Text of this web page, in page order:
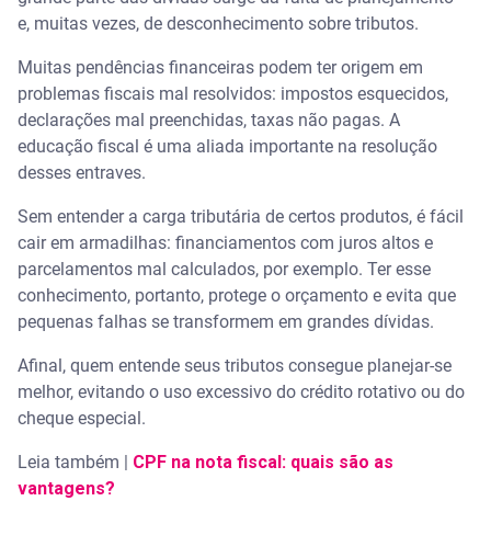
e, muitas vezes, de desconhecimento sobre tributos.
Muitas pendências financeiras podem ter origem em
problemas fiscais mal resolvidos: impostos esquecidos,
declarações mal preenchidas, taxas não pagas. A
educação fiscal é uma aliada importante na resolução
desses entraves.
Sem entender a carga tributária de certos produtos, é fácil
cair em armadilhas: financiamentos com juros altos e
parcelamentos mal calculados, por exemplo. Ter esse
conhecimento, portanto, protege o orçamento e evita que
pequenas falhas se transformem em grandes dívidas.
Afinal, quem entende seus tributos consegue planejar-se
melhor, evitando o uso excessivo do crédito rotativo ou do
cheque especial.
Leia também | CPF na nota fiscal: quais são as
vantagens?